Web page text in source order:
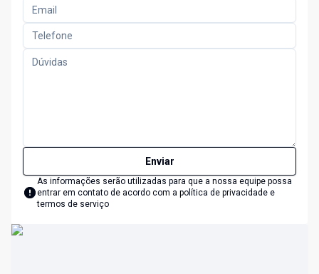
Enviar
As informações serão utilizadas para que a nossa equipe possa
entrar em contato de acordo com a política de privacidade e
termos de serviço